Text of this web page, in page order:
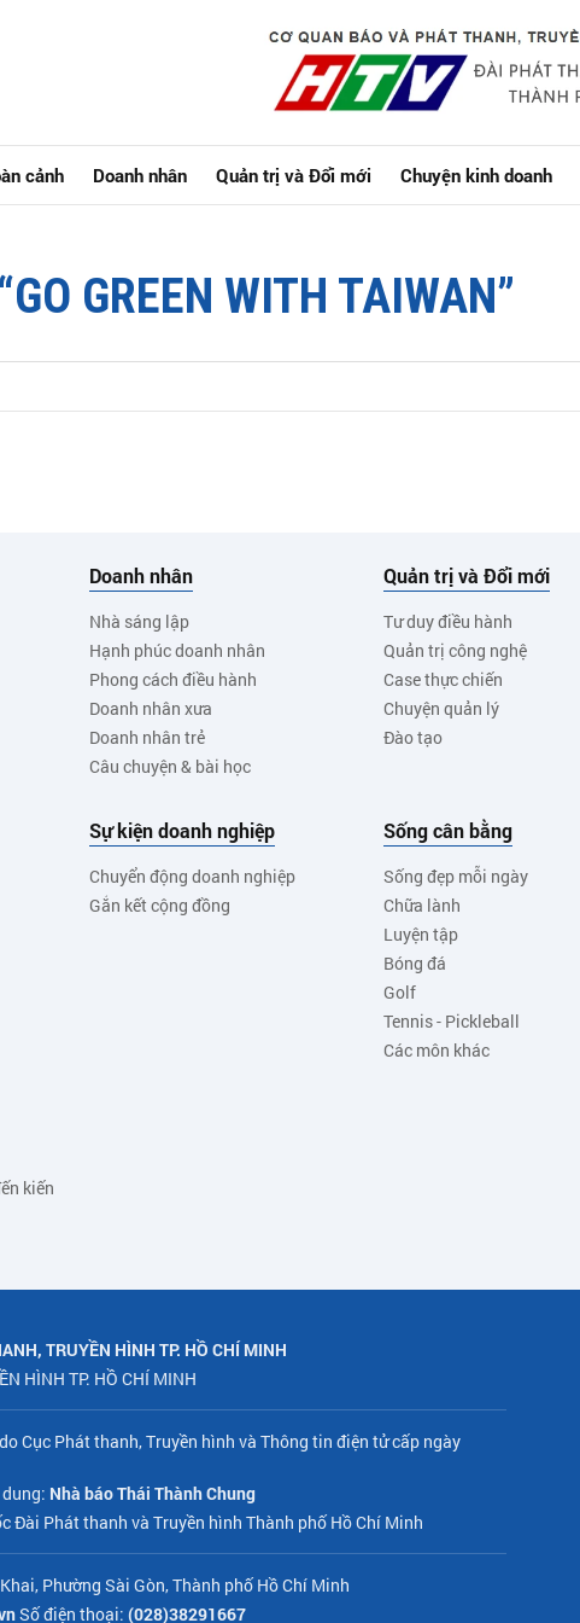
cảnh Doanh nhân Quản trị và Đổi mới Chuyện kinh doanh
GREEN WITH TAIWAN”
Doanh nhân
Nhà sáng lập
Hạnh phúc doanh nhân
Phong cách điều hành
Doanh nhân xưa
Doanh nhân trẻ
Câu chuyện & bài học
Quản trị và Đổi mới
Tư duy điều hành
Quản trị công nghệ
Case thực chiến
Chuyện quản lý
Đào tạo
Sự kiện doanh nghiệp
Chuyển động doanh nghiệp
Gắn kết cộng đồng
Sống cân bằng
Sống đẹp mỗi ngày
Chữa lành
Luyện tập
Bóng đá
Golf
Tennis - Pickleball
Các môn khác
kiến
TRUYỀN HÌNH TP. HỒ CHÍ MINH
HÌNH TP. HỒ CHÍ MINH
Cục Phát thanh, Truyền hình và Thông tin điện tử cấp ngày
Nhà báo Thái Thành Chung
Đài Phát thanh và Truyền hình Thành phố Hồ Chí Minh
Phường Sài Gòn, Thành phố Hồ Chí Minh
Số điện thoại: (028)38291667